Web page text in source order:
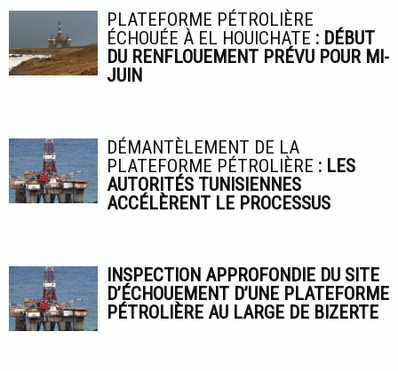
PLATEFORME PÉTROLIÈRE
ÉCHOUÉE À EL HOUICHATE : DÉBUT
DU RENFLOUEMENT PRÉVU POUR MI-
JUIN
DÉMANTÈLEMENT DE LA
PLATEFORME PÉTROLIÈRE : LES
AUTORITÉS TUNISIENNES
ACCÉLÈRENT LE PROCESSUS
INSPECTION APPROFONDIE DU SITE
D’ÉCHOUEMENT D’UNE PLATEFORME
PÉTROLIÈRE AU LARGE DE BIZERTE